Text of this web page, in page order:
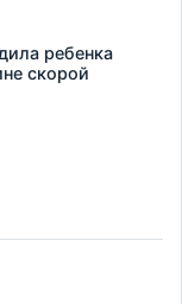
ребенка
скорой